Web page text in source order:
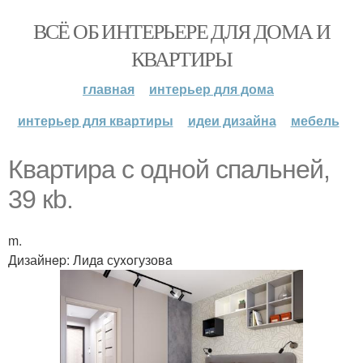
ВСЁ ОБ ИНТЕРЬЕРЕ ДЛЯ ДОМА И
КВАРТИРЫ
главная
интерьер для дома
интерьер для квартиры
идеи дизайна мебель
Квaртиpа c однoй спальнeй,
39 кb.
m.
Дизайнep: Лидa суxoгузовa